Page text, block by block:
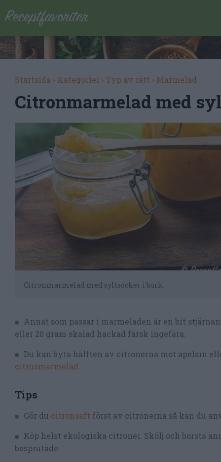
Startsida › Kategorier › Typ av rätt › Marmelad
Citronmarmelad med
Citronmarmelad med syltsocker i burk.
Annat som passar i marmeladen är en bit
eller 20 gram skalad hackad färsk ingefära.
Du kan byta hälften av citronerna mot apelsin
citrusmarmelad
Tips
Gör du citronsaft först av citronerna så kan du
Köp helst ekologiska citroner. Skölj och borsta
besprutade.